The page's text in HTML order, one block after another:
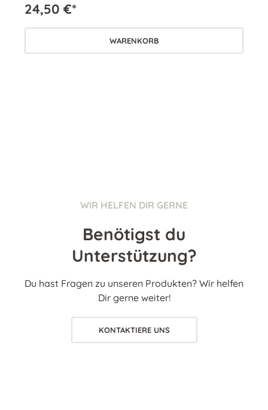
24,50 €*
WARENKORB
WIR HELFEN DIR GERNE
Benötigst du
Unterstützung?
Du hast Fragen zu unseren Produkten? Wir helfen
Dir gerne weiter!
KONTAKTIERE UNS